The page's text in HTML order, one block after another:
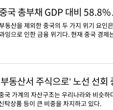
국 총부채 GDP 대비
동산을 제외한 중국의 두 가지 위기 요인
잉으로 인한 금융 위기다. 현재 중국 경제
부동산서 주식으로’ 노선 선
국 가계의 자산구조는 우리나라와 비슷
탁상품 등이 큰 비중을 차지하고 있다.